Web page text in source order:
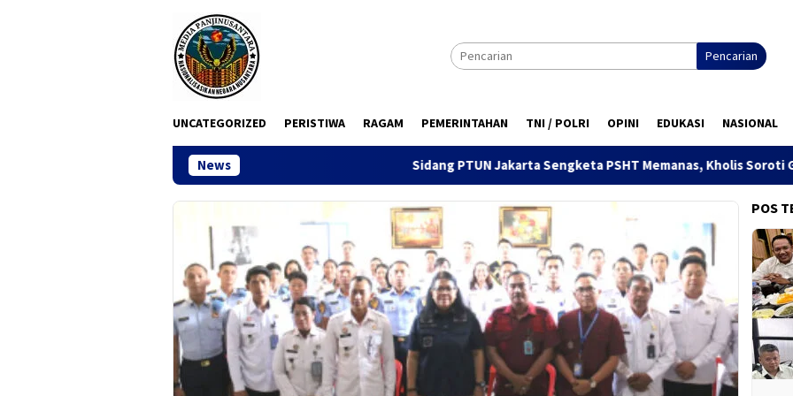
Pencarian
UNCATEGORIZED PERISTIWA RAGAM PEMERINTAHAN TNI / POLRI OPINI EDUKASI NASIONAL
News Sidang PTUN Jakarta Sengketa PSHT Memanas, Kholis Soroti Gugatan Fiktif
POS